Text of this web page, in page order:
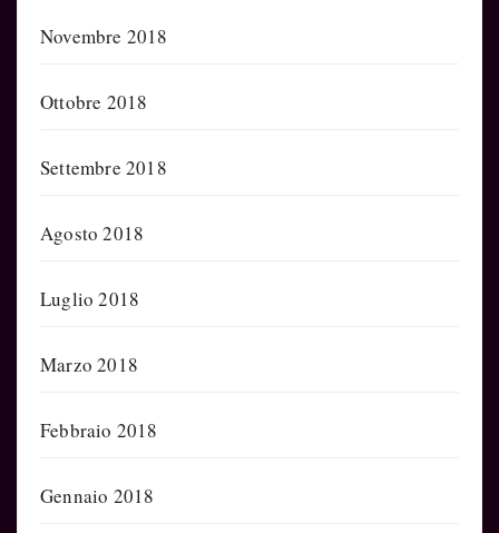
Novembre 2018
Ottobre 2018
Settembre 2018
Agosto 2018
Luglio 2018
Marzo 2018
Febbraio 2018
Gennaio 2018